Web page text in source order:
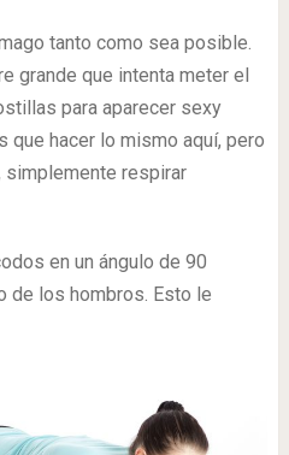
tanto como sea posible.
grande que intenta meter el
para aparecer sexy
que hacer lo mismo aquí, pero
simplemente respirar
en un ángulo de 90
de los hombros. Esto le